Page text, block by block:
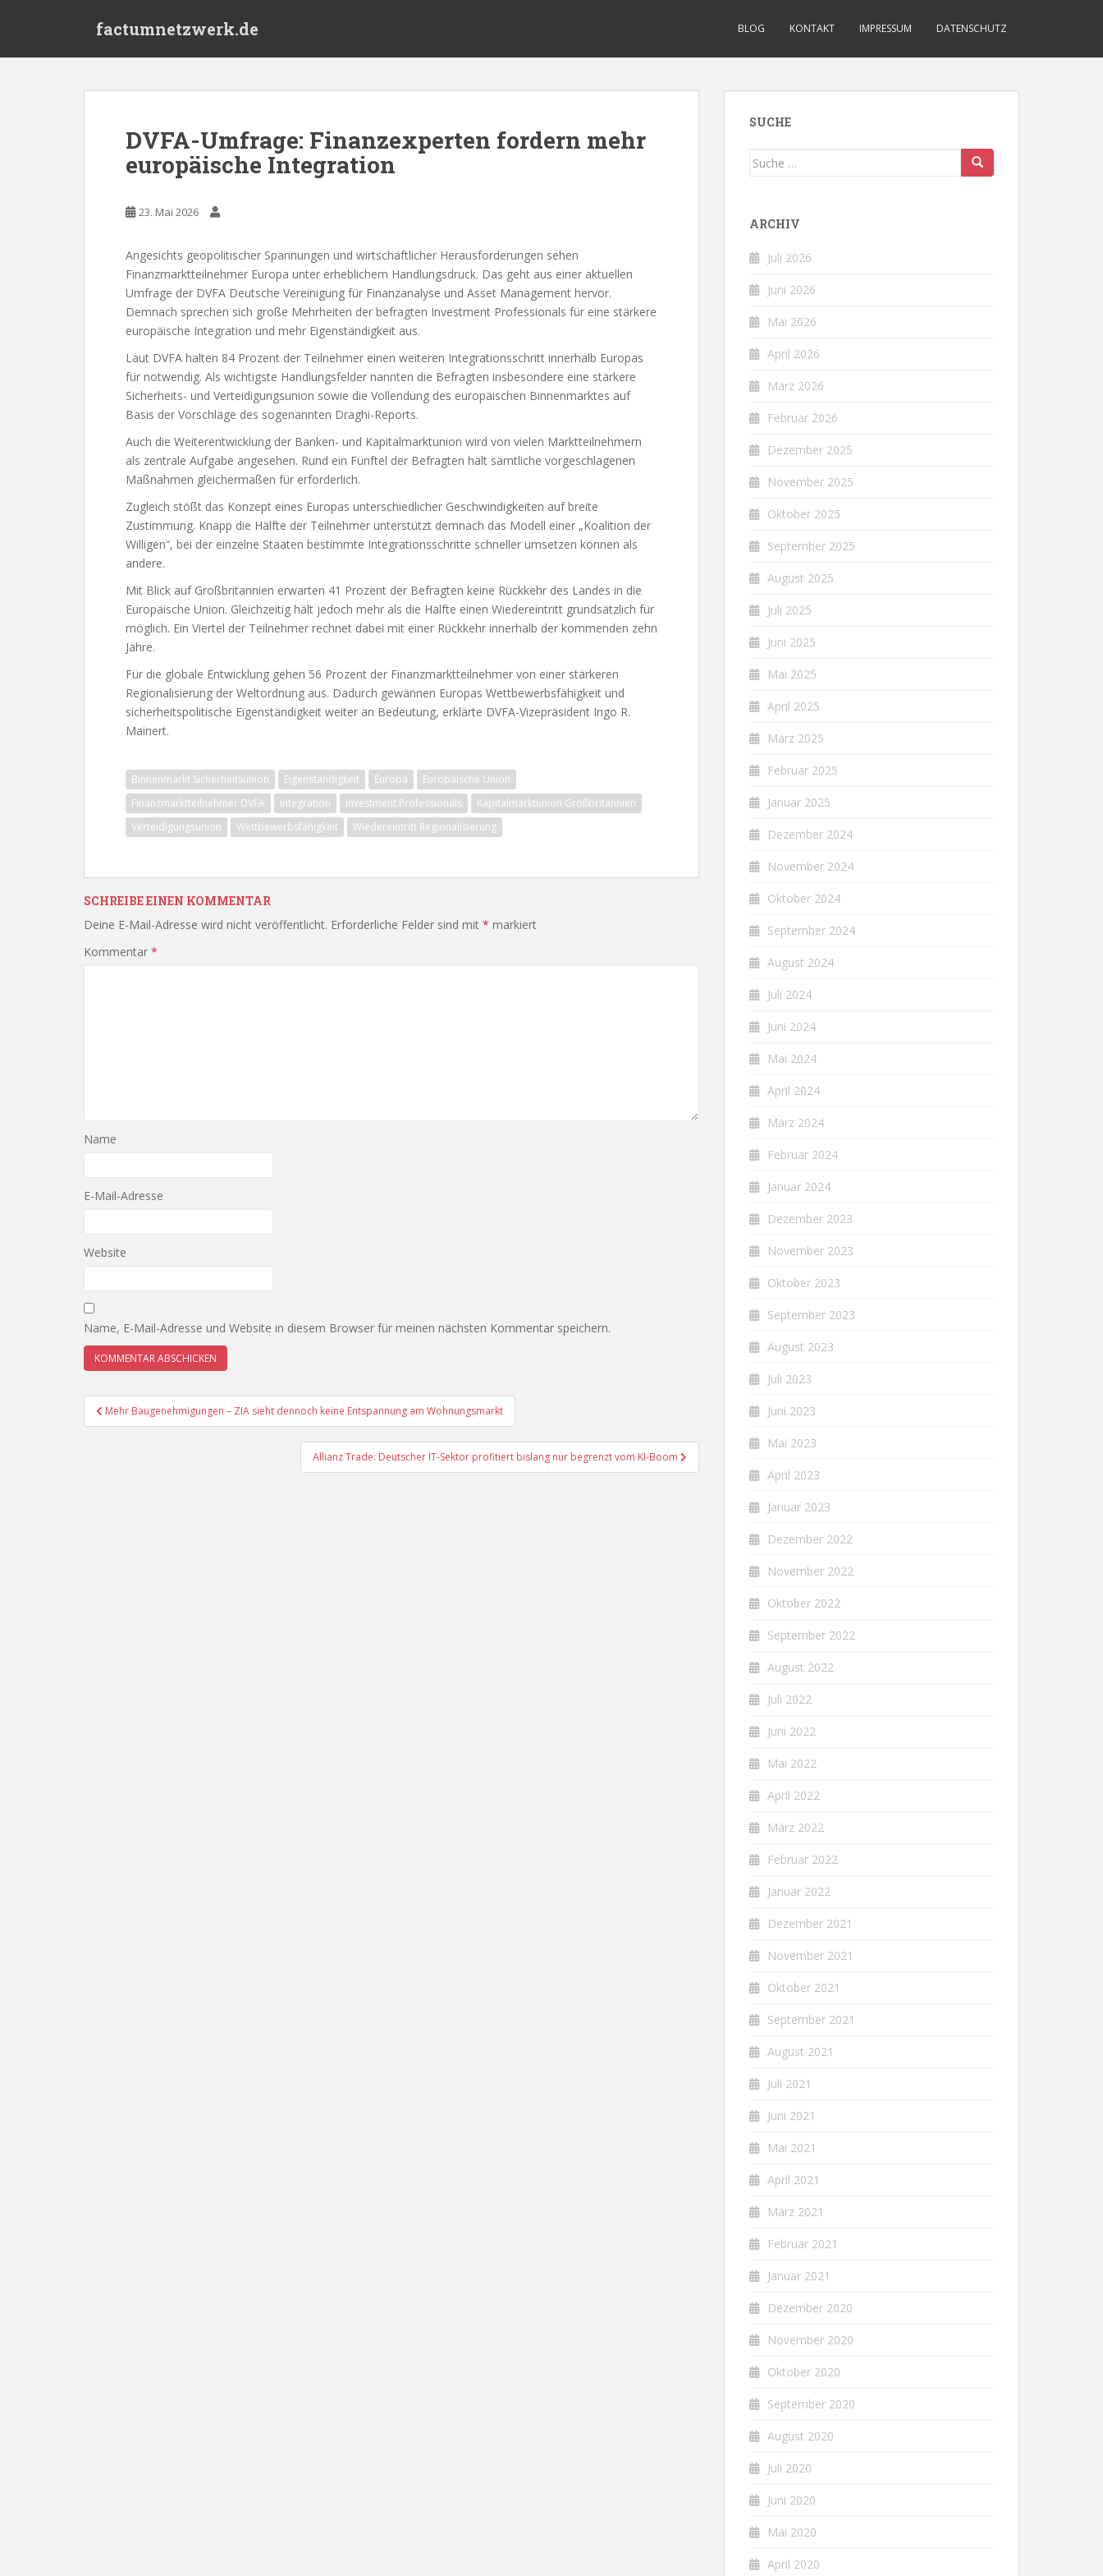
factumnetzwerk.de BLOG KONTAKT IMPRESSUM DATENSCHUTZ
DVFA-Umfrage: Finanzexperten fordern mehr
europäische Integration
23. Mai 2026
Angesichts geopolitischer Spannungen und wirtschaftlicher Herausforderungen sehen
Finanzmarktteilnehmer Europa unter erheblichem Handlungsdruck. Das geht aus einer aktuellen
Umfrage der DVFA Deutsche Vereinigung für Finanzanalyse und Asset Management hervor.
Demnach sprechen sich große Mehrheiten der befragten Investment Professionals für eine stärkere
europäische Integration und mehr Eigenständigkeit aus.
Laut DVFA halten 84 Prozent der Teilnehmer einen weiteren Integrationsschritt innerhalb Europas
für notwendig. Als wichtigste Handlungsfelder nannten die Befragten insbesondere eine stärkere
Sicherheits- und Verteidigungsunion sowie die Vollendung des europäischen Binnenmarktes auf
Basis der Vorschläge des sogenannten Draghi-Reports.
Auch die Weiterentwicklung der Banken- und Kapitalmarktunion wird von vielen Marktteilnehmern
als zentrale Aufgabe angesehen. Rund ein Fünftel der Befragten hält sämtliche vorgeschlagenen
Maßnahmen gleichermaßen für erforderlich.
Zugleich stößt das Konzept eines Europas unterschiedlicher Geschwindigkeiten auf breite
Zustimmung. Knapp die Hälfte der Teilnehmer unterstützt demnach das Modell einer „Koalition der
Willigen“, bei der einzelne Staaten bestimmte Integrationsschritte schneller umsetzen können als
andere.
Mit Blick auf Großbritannien erwarten 41 Prozent der Befragten keine Rückkehr des Landes in die
Europäische Union. Gleichzeitig hält jedoch mehr als die Hälfte einen Wiedereintritt grundsätzlich für
möglich. Ein Viertel der Teilnehmer rechnet dabei mit einer Rückkehr innerhalb der kommenden zehn
Jahre.
Für die globale Entwicklung gehen 56 Prozent der Finanzmarktteilnehmer von einer stärkeren
Regionalisierung der Weltordnung aus. Dadurch gewännen Europas Wettbewerbsfähigkeit und
sicherheitspolitische Eigenständigkeit weiter an Bedeutung, erklärte DVFA-Vizepräsident Ingo R.
Mainert.
Binnenmarkt Sicherheitsunion Eigenständigkeit Europa
Europäische Union
Finanzmarktteilnehmer DVFA
Integration Investment Professionals
Kapitalmarktunion Großbritannien
Verteidigungsunion
Wettbewerbsfähigkeit Wiedereintritt Regionalisierung
SCHREIBE EINEN KOMMENTAR
Deine E-Mail-Adresse wird nicht veröffentlicht. Erforderliche Felder sind mit * markiert
Kommentar *
Name
E-Mail-Adresse
Website
Name, E-Mail-Adresse und Website in diesem Browser für meinen nächsten Kommentar speichern.
Beitragsnavigation
Mehr Baugenehmigungen – ZIA sieht dennoch keine Entspannung am Wohnungsmarkt
Allianz Trade: Deutscher IT-Sektor profitiert bislang nur begrenzt vom KI-Boom
SUCHE
Suche
ARCHIV
Juli 2026
Juni 2026
Mai 2026
April 2026
März 2026
Februar 2026
Dezember 2025
November 2025
Oktober 2025
September 2025
August 2025
Juli 2025
Juni 2025
Mai 2025
April 2025
März 2025
Februar 2025
Januar 2025
Dezember 2024
November 2024
Oktober 2024
September 2024
August 2024
Juli 2024
Juni 2024
Mai 2024
April 2024
März 2024
Februar 2024
Januar 2024
Dezember 2023
November 2023
Oktober 2023
September 2023
August 2023
Juli 2023
Juni 2023
Mai 2023
April 2023
Januar 2023
Dezember 2022
November 2022
Oktober 2022
September 2022
August 2022
Juli 2022
Juni 2022
Mai 2022
April 2022
März 2022
Februar 2022
Januar 2022
Dezember 2021
November 2021
Oktober 2021
September 2021
August 2021
Juli 2021
Juni 2021
Mai 2021
April 2021
März 2021
Februar 2021
Januar 2021
Dezember 2020
November 2020
Oktober 2020
September 2020
August 2020
Juli 2020
Juni 2020
Mai 2020
April 2020